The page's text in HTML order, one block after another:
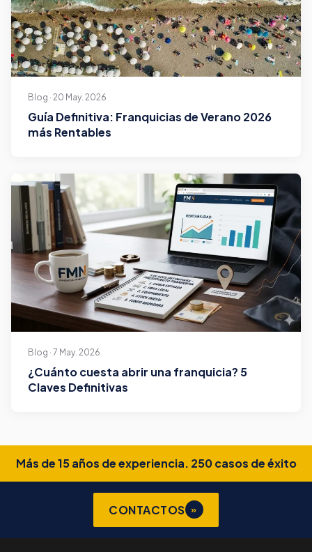
Blog · 20 May. 2026
Guía Definitiva: Franquicias de Verano 2026
más Rentables
Blog · 7 May. 2026
¿Cuánto cuesta abrir una franquicia? 5
Claves Definitivas
Más de 15 años de experiencia. 250 casos de éxito
CONTACTOS »